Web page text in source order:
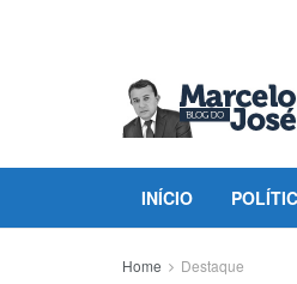
INÍCIO
Home Destaque